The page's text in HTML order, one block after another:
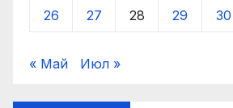
26 27 28 29 30
« Май Июл »